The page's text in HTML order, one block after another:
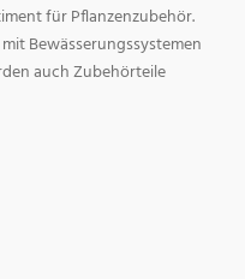
für Pflanzenzubehör.
Bewässerungssystemen
auch Zubehörteile